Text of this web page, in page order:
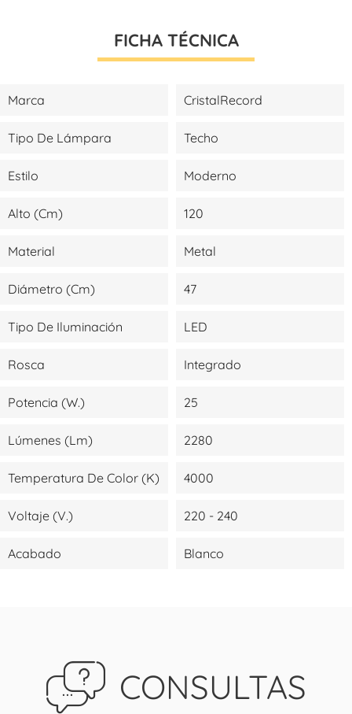
FICHA TÉCNICA
Marca CristalRecord
Tipo De Lámpara Techo
Estilo Moderno
Alto (cm) 120
Material Metal
Diámetro (cm) 47
Tipo De Iluminación LED
Rosca Integrado
Potencia (W.) 25
Lúmenes (lm) 2280
Temperatura De Color (K) 4000
Voltaje (V.) 220 - 240
Acabado Blanco
CONSULTAS